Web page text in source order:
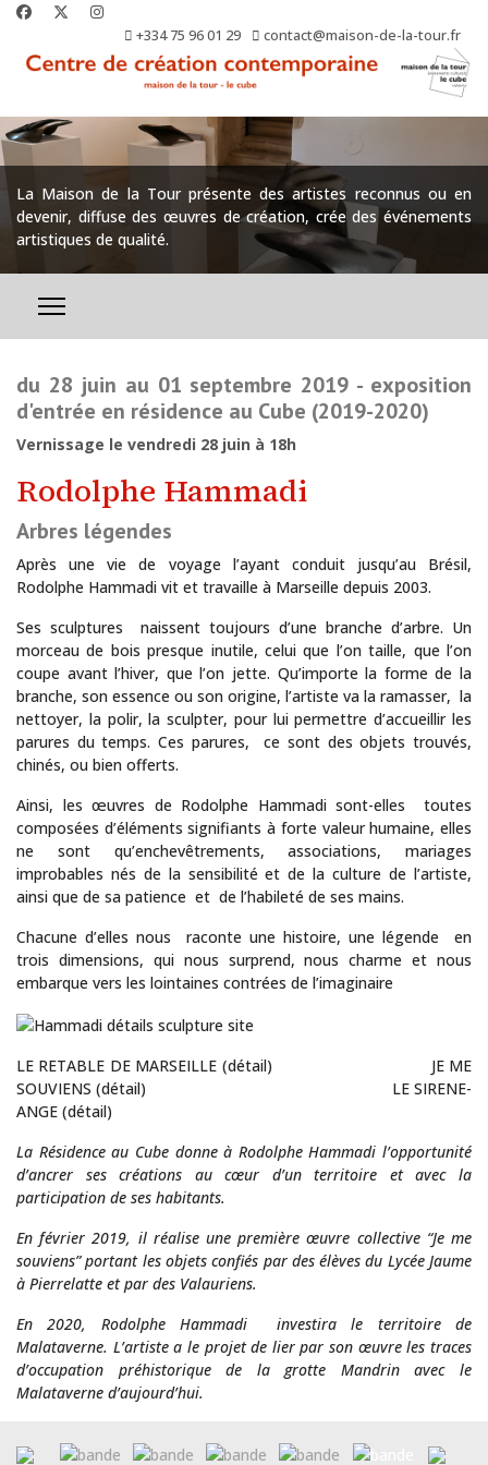
+334 75 96 01 29 contact@maison-de-la-tour.fr
La Maison de la Tour présente des artistes reconnus ou en
devenir, diffuse des œuvres de création, crée des événements
artistiques de qualité.
du 28 juin au 01 septembre 2019 - exposition
d'entrée en résidence au Cube (2019-2020)
Vernissage le vendredi 28 juin à 18h
Rodolphe Hammadi
Arbres légendes
Après une vie de voyage l’ayant conduit jusqu’au Brésil,
Rodolphe Hammadi vit et travaille à Marseille depuis 2003.
Ses sculptures naissent toujours d’une branche d’arbre. Un
morceau de bois presque inutile, celui que l’on taille, que l’on
coupe avant l’hiver, que l’on jette. Qu’importe la forme de la
branche, son essence ou son origine, l’artiste va la ramasser, la
nettoyer, la polir, la sculpter, pour lui permettre d’accueillir les
parures du temps. Ces parures, ce sont des objets trouvés,
chinés, ou bien offerts.
Ainsi, les œuvres de Rodolphe Hammadi sont-elles toutes
composées d’éléments signifiants à forte valeur humaine, elles
ne sont qu’enchevêtrements, associations, mariages
improbables nés de la sensibilité et de la culture de l’artiste,
ainsi que de sa patience et de l’habileté de ses mains.
Chacune d’elles nous raconte une histoire, une légende en
trois dimensions, qui nous surprend, nous charme et nous
embarque vers les lointaines contrées de l’imaginaire
LE RETABLE DE MARSEILLE (détail) JE ME
SOUVIENS (détail) LE SIRENE-
ANGE (détail)
La Résidence au Cube donne à Rodolphe Hammadi l’opportunité
d’ancrer ses créations au cœur d’un territoire et avec la
participation de ses habitants.
En février 2019, il réalise une première œuvre collective “Je me
souviens” portant les objets confiés par des élèves du Lycée Jaume
à Pierrelatte et par des Valauriens.
En 2020, Rodolphe Hammadi investira le territoire de
Malataverne. L’artiste a le projet de lier par son œuvre les traces
d’occupation préhistorique de la grotte Mandrin avec le
Malataverne d’aujourd’hui.